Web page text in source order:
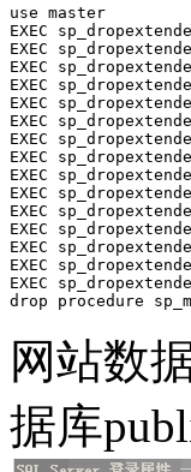
use master
EXEC
EXEC
EXEC
EXEC
EXEC
EXEC
EXEC
EXEC
EXEC
EXEC
EXEC
EXEC
EXEC
EXEC
EXEC
drop procedure
网站数
据库